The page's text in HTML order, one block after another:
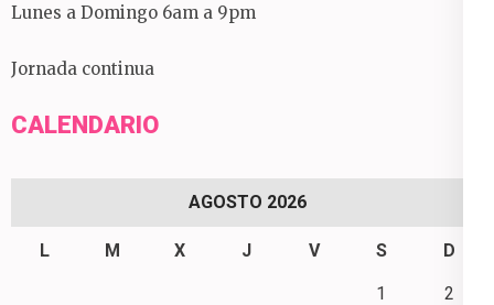
Lunes a Domingo 6am a 9pm
Jornada continua
CALENDARIO
AGOSTO 2026
L M X J V S D
1
2